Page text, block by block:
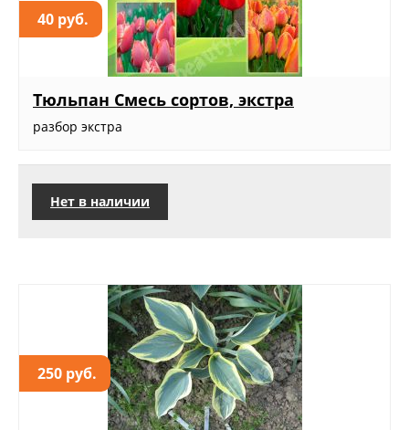
40 руб.
Тюльпан Смесь сортов, экстра
разбор экстра
Нет в наличии
250 руб.